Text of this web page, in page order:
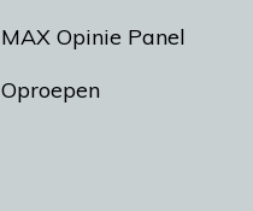
MAX Opinie Panel
Oproepen